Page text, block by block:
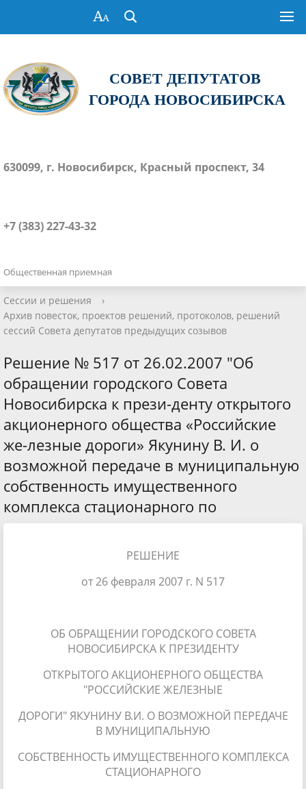
СОВЕТ ДЕПУТАТОВ
ГОРОДА НОВОСИБИРСКА
630099, г. Новосибирск, Красный проспект, 34
+7 (383) 227-43-32
Общественная приемная
Сессии и решения
›
Архив повесток, проектов решений, протоколов, решений
сессий Совета депутатов предыдущих созывов
Решение № 517 от 26.02.2007 "Об
обращении городского Совета
Новосибирска к прези-денту открытого
акционерного общества «Российские
же-лезные дороги» Якунину В. И. о
возможной передаче в муниципальную
собственность имущественного
комплекса стационарного по
РЕШЕНИЕ
от 26 февраля 2007 г. N 517
ОБ ОБРАЩЕНИИ ГОРОДСКОГО СОВЕТА
НОВОСИБИРСКА К ПРЕЗИДЕНТУ
ОТКРЫТОГО АКЦИОНЕРНОГО ОБЩЕСТВА
"РОССИЙСКИЕ ЖЕЛЕЗНЫЕ
ДОРОГИ" ЯКУНИНУ В.И. О ВОЗМОЖНОЙ ПЕРЕДАЧЕ
В МУНИЦИПАЛЬНУЮ
СОБСТВЕННОСТЬ ИМУЩЕСТВЕННОГО КОМПЛЕКСА
СТАЦИОНАРНОГО